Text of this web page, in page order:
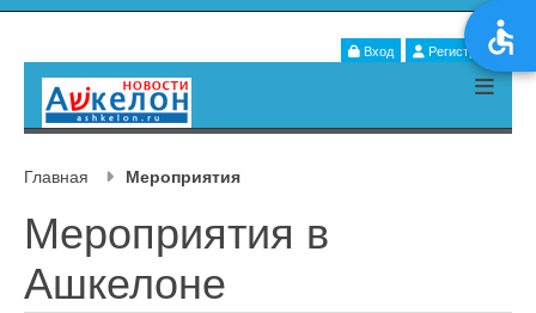
Вход Регистрация
Главная Мероприятия
Мероприятия в
Ашкелоне